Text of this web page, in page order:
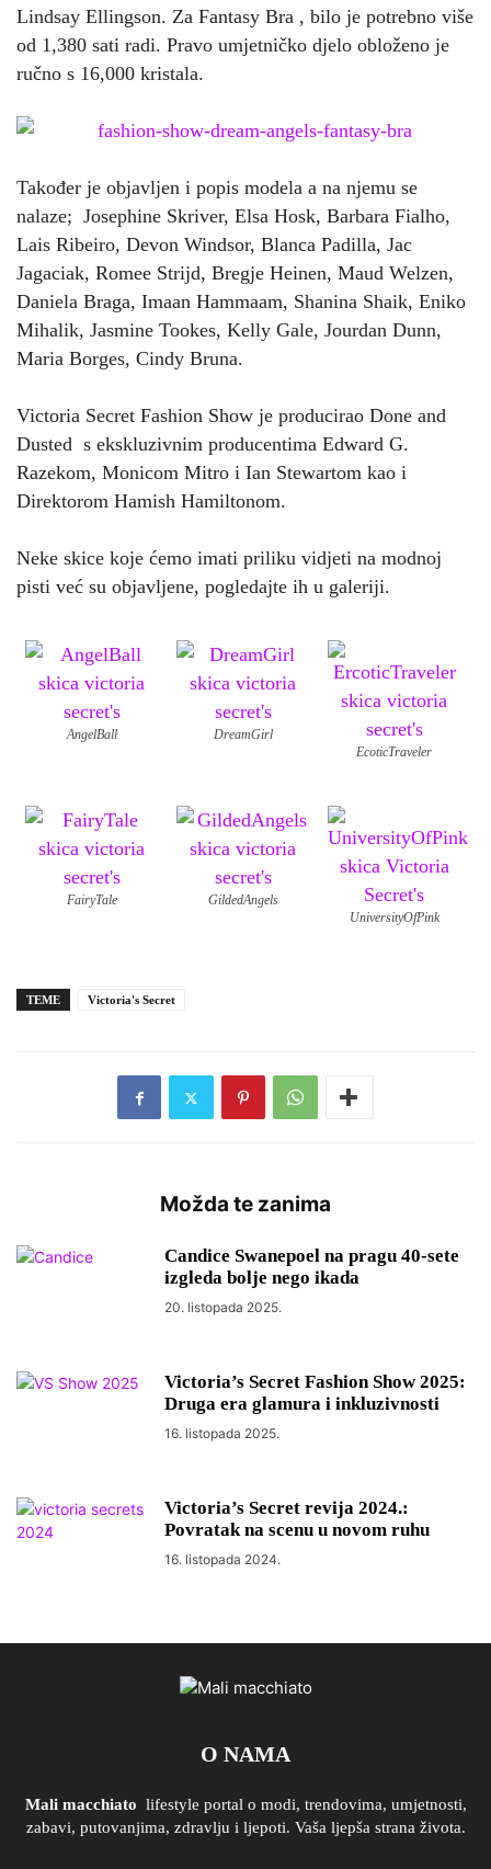
Lindsay Ellingson. Za Fantasy Bra , bilo je potrebno više
od 1,380 sati radi. Pravo umjetničko djelo obloženo je
ručno s 16,000 kristala.
Također je objavljen i popis modela a na njemu se
nalaze; Josephine Skriver, Elsa Hosk, Barbara Fialho,
Lais Ribeiro, Devon Windsor, Blanca Padilla, Jac
Jagaciak, Romee Strijd, Bregje Heinen, Maud Welzen,
Daniela Braga, Imaan Hammaam, Shanina Shaik, Eniko
Mihalik, Jasmine Tookes, Kelly Gale, Jourdan Dunn,
Maria Borges, Cindy Bruna.
Victoria Secret Fashion Show je producirao Done and
Dusted s ekskluzivnim producentima Edward G.
Razekom, Monicom Mitro i Ian Stewartom kao i
Direktorom Hamish Hamiltonom.
Neke skice koje ćemo imati priliku vidjeti na modnoj
pisti već su objavljene, pogledajte ih u galeriji.
AngelBall
DreamGirl
EcoticTraveler
FairyTale
GildedAngels
UniversityOfPink
TEME Victoria's Secret
Možda te zanima
Candice Swanepoel na pragu 40-sete
izgleda bolje nego ikada
20. listopada 2025.
Victoria’s Secret Fashion Show 2025:
Druga era glamura i inkluzivnosti
16. listopada 2025.
Victoria’s Secret revija 2024.:
Povratak na scenu u novom ruhu
16. listopada 2024.
O NAMA
Mali macchiato lifestyle portal o modi, trendovima, umjetnosti,
zabavi, putovanjima, zdravlju i ljepoti. Vaša ljepša strana života.